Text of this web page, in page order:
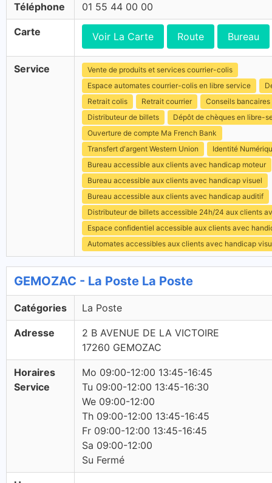
Téléphone 01 55 44 00 00
Carte Voir La Carte Route Bureau
Service
Vente de produits et services courrier-colis
Espace automates courrier-colis en libre service
Retrait colis
Retrait courrier
Conseils bancaires
Distributeur de billets
Dépôt de chèques en libre-
Ouverture de compte Ma French Bank
Transfert d'argent Western Union
Identité
Bureau accessible aux clients avec handicap moteur
Bureau accessible aux clients avec handicap visuel
Bureau accessible aux clients avec handicap auditif
Distributeur de billets accessible 24h/24 aux clients
Espace confidentiel accessible aux clients avec
Automates accessibles aux clients avec handicap
GEMOZAC - La Poste La Poste
Catégories La Poste
Adresse
2 B AVENUE DE LA VICTOIRE
17260 GEMOZAC
Horaires
Service
Mo 09:00-12:00 13:45-16:45
Tu 09:00-12:00 13:45-16:30
We 09:00-12:00
Th 09:00-12:00 13:45-16:45
Fr 09:00-12:00 13:45-16:45
Sa 09:00-12:00
Su Fermé